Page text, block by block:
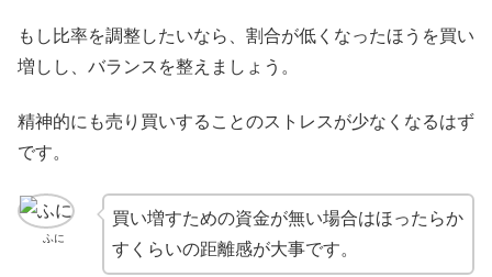
もし比率を調整したいなら、割合が低くなったほうを買い
増しし、バランスを整えましょう。
精神的にも売り買いすることのストレスが少なくなるはず
です。
ふに
買い増すための資金が無い場合はほったらか
すくらいの距離感が大事です。